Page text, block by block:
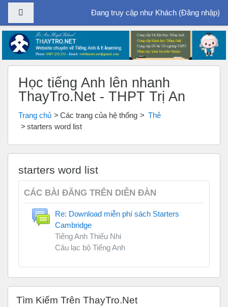
Chuyển tới nội dung chính
Bảng điều khiển cạnhĐang truy cập như Khách (Đăng nhập)
Học tiếng Anh lên nhanh
ThayTro.Net - THPT Trị An
Trang chủ Các trang của hệ thống
Thẻ
starters word list
starters word list
CÁC BÀI ĐĂNG TRÊN DIỄN ĐÀN
Re: Download miễn phí sách Starters
Cambridge
Tiếng Anh Thiếu Nhi
Câu lạc bộ Tiếng Anh
Tìm Kiếm Trên ThayTro.Net